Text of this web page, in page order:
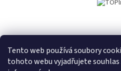
Tento web používá soubory
tohoto webu vyjadřujete souhlas